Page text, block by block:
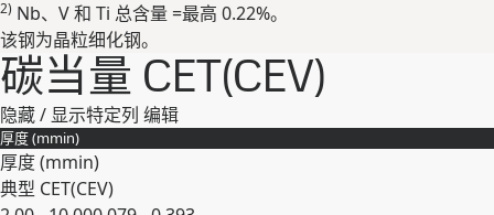
2) Nb、V 和 Ti 总含量 =最⾼ 0.22%。
该钢为晶粒细化钢。
碳当量 CET(CEV)
隐藏 / 显示特定列 编辑
厚度 (mmin)
厚度 (mmin)
典型 CET(CEV)